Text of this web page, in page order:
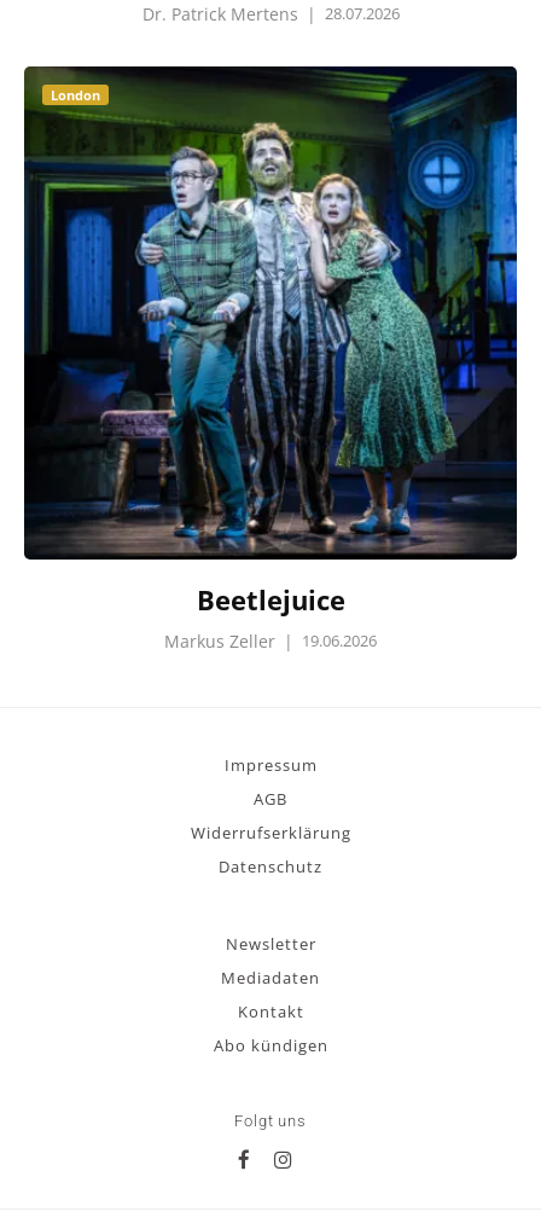
Dr. Patrick Mertens | 28.07.2026
London
Beetlejuice
Markus Zeller | 19.06.2026
Impressum
AGB
Widerrufserklärung
Datenschutz
Newsletter
Mediadaten
Kontakt
Abo kündigen
Folgt uns